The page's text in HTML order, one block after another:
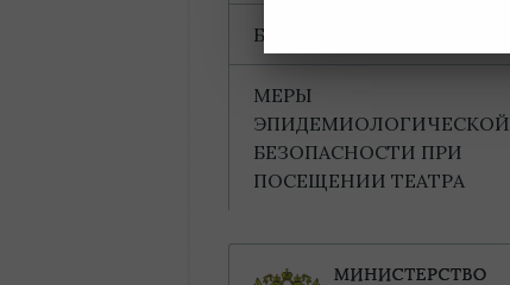
БАХТИНСКИЙ ДОМ
МЕРЫ
ЭПИДЕМИОЛОГИЧЕСКОЙ
БЕЗОПАСНОСТИ ПРИ
ПОСЕЩЕНИИ ТЕАТРА